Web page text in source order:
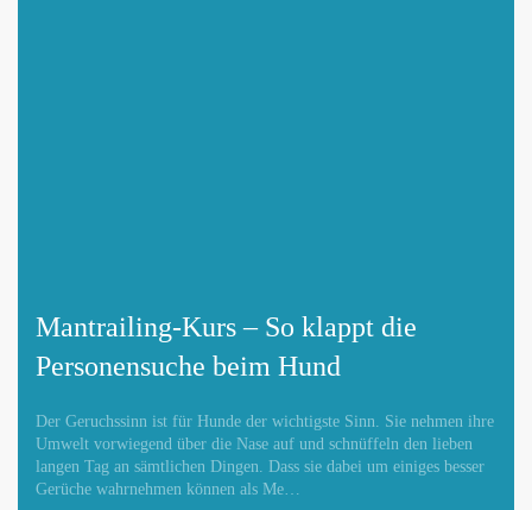
Mantrailing-Kurs – So klappt die
Personensuche beim Hund
Der Geruchssinn ist für Hunde der wichtigste Sinn. Sie nehmen ihre
Umwelt vorwiegend über die Nase auf und schnüffeln den lieben
langen Tag an sämtlichen Dingen. Dass sie dabei um einiges besser
Gerüche wahrnehmen können als Me…